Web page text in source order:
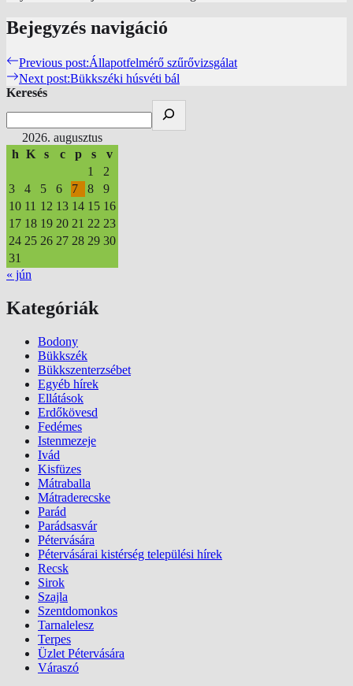
Bejegyzés navigáció
Previous post:Állapotfelmérő szűrővizsgálat
Next post:Bükkszéki húsvéti bál
Keresés
2026. augusztus
h K s c p s
v
1
2
3
4 5 6 7 8
9
10 11 12 13 14 15 16
17 18 19 20 21 22 23
24 25 26 27 28 29 30
31
« jún
Kategóriák
Bodony
Bükkszék
Bükkszenterzsébet
Egyéb hírek
Ellátások
Erdőkövesd
Fedémes
Istenmezeje
Ivád
Kisfüzes
Mátraballa
Mátraderecske
Parád
Parádsasvár
Pétervására
Pétervásárai kistérség települési hírek
Recsk
Sirok
Szajla
Szentdomonkos
Tarnalelesz
Terpes
Üzlet Pétervására
Váraszó